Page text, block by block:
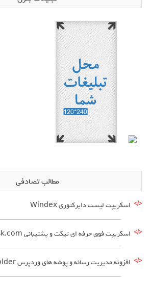
مطالب تصادفی
اسکریپت لیست دایرکتوری Windex
اسکریپت فوق حرفه ای تیکت و پشتیبانی Hesk.com ( فارسی شده )
افزونه مدیریت رسانه و پوشه های وردپرس WP Media Folder